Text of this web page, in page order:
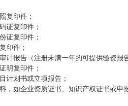
复印件；
证复印件；
证复印件；
印件；
计报告（注册未满一年的可提供验资报
明复印件；
计划书或立项报告；
料，如企业资质证书、知识产权证书或